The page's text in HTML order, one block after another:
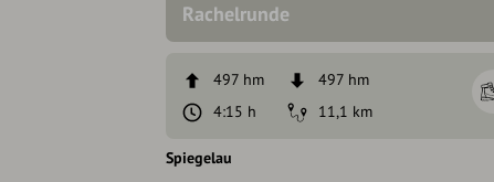
Rachelrunde
497 hm
497 hm
4:15 h
11,1 km
Spiegelau